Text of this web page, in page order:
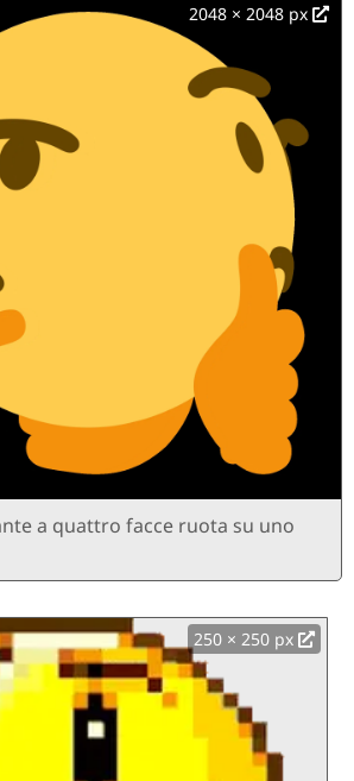
2048 × 2048 px
a quattro facce ruota su uno
250 × 250 px